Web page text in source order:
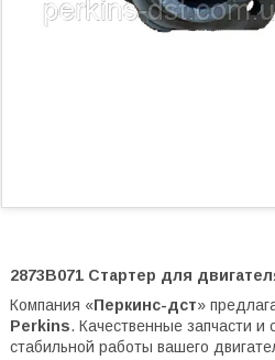
2873B071 Стартер для
Компания «Перкинс-дст»
Perkins. Качественные запчасти и
стабильной работы вашего